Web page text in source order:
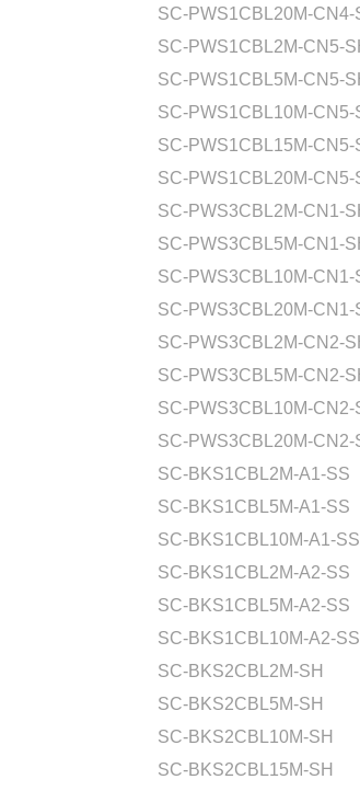
SC-PWS1CBL20M-CN4-
SC-PWS1CBL2M-CN5-
SC-PWS1CBL5M-CN5-
SC-PWS1CBL10M-CN5-
SC-PWS1CBL15M-CN5-
SC-PWS1CBL20M-CN5-
SC-PWS3CBL2M-CN1-
SC-PWS3CBL5M-CN1-
SC-PWS3CBL10M-CN1-
SC-PWS3CBL20M-CN1-
SC-PWS3CBL2M-CN2-
SC-PWS3CBL5M-CN2-
SC-PWS3CBL10M-CN2-
SC-PWS3CBL20M-CN2-
SC-BKS1CBL2M-A1-SS
SC-BKS1CBL5M-A1-SS
SC-BKS1CBL10M-A1-SS
SC-BKS1CBL2M-A2-SS
SC-BKS1CBL5M-A2-SS
SC-BKS1CBL10M-A2-SS
SC-BKS2CBL2M-SH
SC-BKS2CBL5M-SH
SC-BKS2CBL10M-SH
SC-BKS2CBL15M-SH